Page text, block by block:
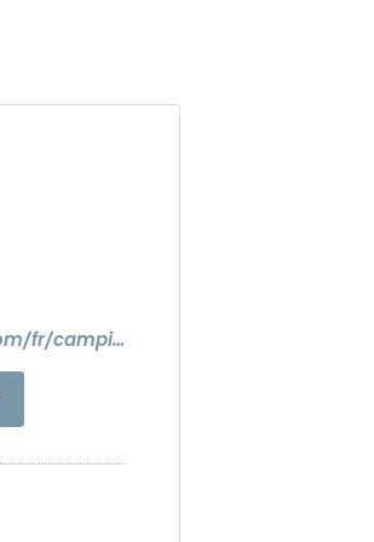
https://vacances-seasonova.com/fr/camping/les-portes-dalsace/